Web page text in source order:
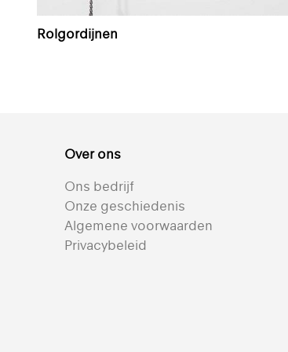
Rolgordijnen
Over ons
Ons bedrijf
Onze geschiedenis
Algemene voorwaarden
Privacybeleid